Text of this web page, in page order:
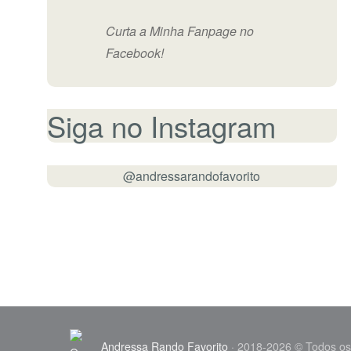
Curta a Minha Fanpage no
Facebook!
Siga no Instagram
@andressarandofavorito
Andressa Rando Favorito · 2018-2026 © Todos